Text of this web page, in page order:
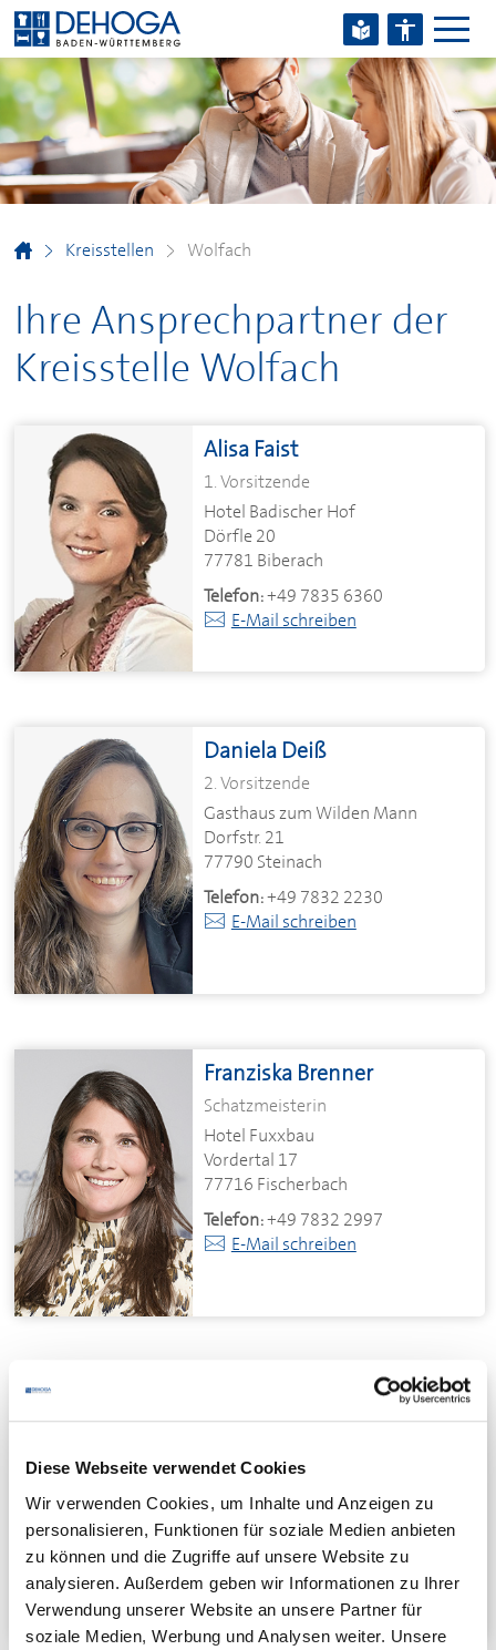
Diese Webseite verwendet Cookies
Wir verwenden Cookies, um Inhalte und Anzeigen zu
personalisieren, Funktionen für soziale Medien anbieten
zu können und die Zugriffe auf unsere Website zu
analysieren. Außerdem geben wir Informationen zu Ihrer
Verwendung unserer Website an unsere Partner für
soziale Medien, Werbung und Analysen weiter. Unsere
Zum Hauptinhalt springen
Zum Footerinhalt springen
Kreisstellen Wolfach
Ihre Ansprechpartner der
Kreisstelle Wolfach
Alisa Faist
1. Vorsitzende
Hotel Badischer Hof
Dörfle 20
77781 Biberach
Telefon:+49 7835 6360
E-Mail schreiben
Daniela Deiß
2. Vorsitzende
Gasthaus zum Wilden Mann
Dorfstr. 21
77790 Steinach
Telefon:+49 7832 2230
E-Mail schreiben
Franziska Brenner
Schatzmeisterin
Hotel Fuxxbau
Vordertal 17
77716 Fischerbach
Telefon:+49 7832 2997
E-Mail schreiben
Beisitzer
SimSnack's Deli Café
77716 Hofstetten
Telefon: +49 170 1828988
E-Mail schreiben